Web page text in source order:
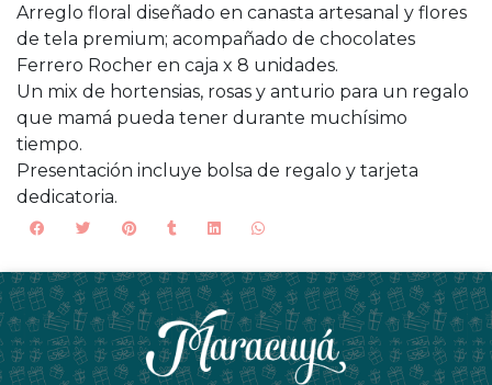
Arreglo floral diseñado en canasta artesanal y flores
de tela premium; acompañado de chocolates
Ferrero Rocher en caja x 8 unidades.
Un mix de hortensias, rosas y anturio para un regalo
que mamá pueda tener durante muchísimo
tiempo.
Presentación incluye bolsa de regalo y tarjeta
dedicatoria.